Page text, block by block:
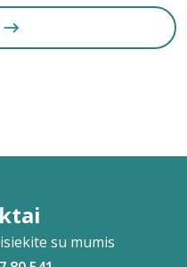
su mumis